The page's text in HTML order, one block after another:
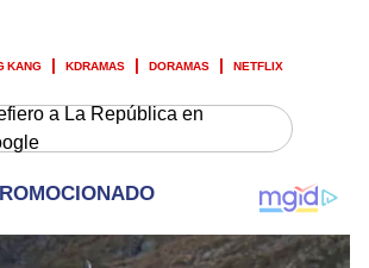
KANG KDRAMAS DORAMAS NETFLIX
a La República en